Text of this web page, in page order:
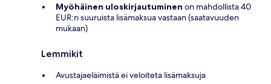
Myöhäinen uloskirjautuminen on mahdollista 40
EUR:n suuruista lisämaksua vastaan (saatavuuden
mukaan)
Lemmikit
Avustajaeläimistä ei veloiteta lisämaksuja